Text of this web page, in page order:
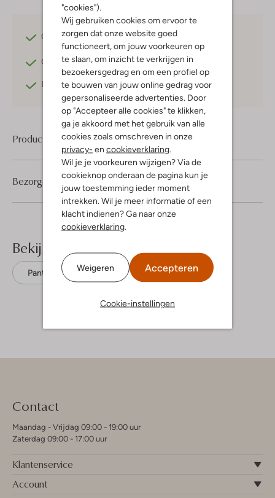
"cookies").
Wij gebruiken cookies om ervoor te
zorgen dat onze website goed
functioneert, om jouw voorkeuren op
te slaan, om inzicht te verkrijgen in
bezoekersgedrag en om een profiel op
te bouwen van jouw online gedrag voor
gepersonaliseerde advertenties. Door
op "Accepteer alle cookies" te klikken,
ga je akkoord met het gebruik van alle
cookies zoals omschreven in onze
privacy- en cookieverklaring.
Wil je je voorkeuren wijzigen? Via de
cookieknop onderaan de pagina kun je
jouw toestemming ieder moment
intrekken. Wil je meer informatie of een
klacht indienen? Ga naar onze
cookieverklaring.
Weigeren Accepteren
Cookie-instellingen
Gratis verzendingvanaf €75,-
Gratis retournerenbinnen 30 dagen*
Betaal achterafmet Klarna
Product informatie
Bezorgen & retourneren
Bekijk meer
Pantalons Goosecraft Leer
Contact
Maandag - Vrijdag 09:00 - 19:00 uur
Zaterdag 09:00 - 17:00 uur
Klantenservice
Account